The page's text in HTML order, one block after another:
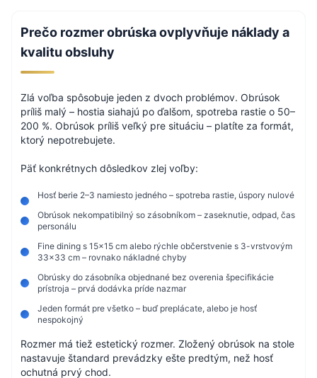
Prečo rozmer obrúska ovplyvňuje náklady a
kvalitu obsluhy
Zlá voľba spôsobuje jeden z dvoch problémov. Obrúsok
príliš malý – hostia siahajú po ďalšom, spotreba rastie o 50–
200 %. Obrúsok príliš veľký pre situáciu – platíte za formát,
ktorý nepotrebujete.
Päť konkrétnych dôsledkov zlej voľby:
Hosť berie 2–3 namiesto jedného – spotreba rastie, úspory nulové
Obrúsok nekompatibilný so zásobníkom – zaseknutie, odpad, čas
personálu
Fine dining s 15×15 cm alebo rýchle občerstvenie s 3-vrstvovým
33×33 cm – rovnako nákladné chyby
Obrúsky do zásobníka objednané bez overenia špecifikácie
prístroja – prvá dodávka príde nazmar
Jeden formát pre všetko – buď preplácate, alebo je hosť
nespokojný
Rozmer má tiež estetický rozmer. Zložený obrúsok na stole
nastavuje štandard prevádzky ešte predtým, než hosť
ochutná prvý chod.